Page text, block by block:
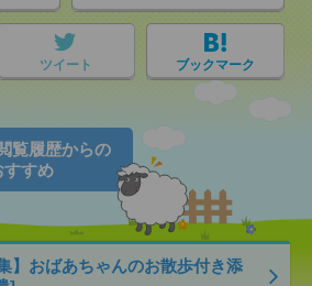
ツイート ブックマーク
覧履歴からの
すすめ
】おばあちゃんのお散歩付き添